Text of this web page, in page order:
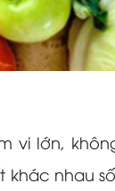
vi lớn,
khác nhau